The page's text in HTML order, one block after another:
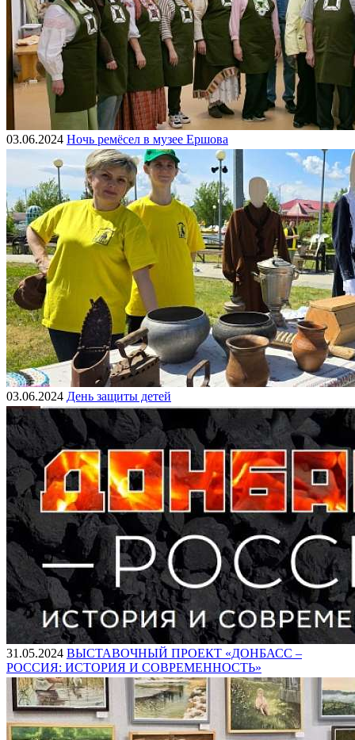
03.06.2024 Ночь ремёсел в музее Ершова
03.06.2024 День защиты детей
31.05.2024 ВЫСТАВОЧНЫЙ ПРОЕКТ «ДОНБАСС –
РОССИЯ: ИСТОРИЯ И СОВРЕМЕННОСТЬ»